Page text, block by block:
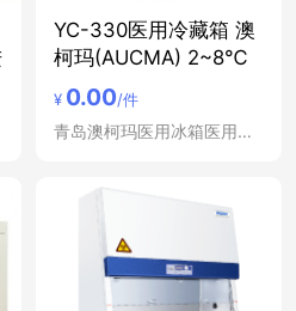
YC-330医用冷藏箱 澳
柯玛(AUCMA) 2~8℃
¥ 0.00/件
青岛澳柯玛医用冰箱医用冷藏箱低温冰箱冷藏柜立式冷冻